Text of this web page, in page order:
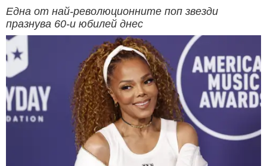
Една от най-революционните поп звезди
празнува 60-и юбилей днес